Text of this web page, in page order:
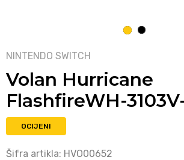
1 2
NINTENDO SWITCH
Volan Hurricane
FlashfireWH-
OCIJENI
Šifra artikla: HVO00652